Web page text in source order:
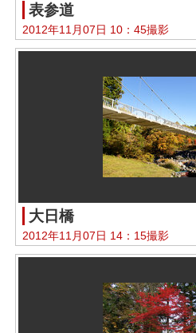
表参道
2012年11月07日 10：45撮影
大日橋
2012年11月07日 14：15撮影